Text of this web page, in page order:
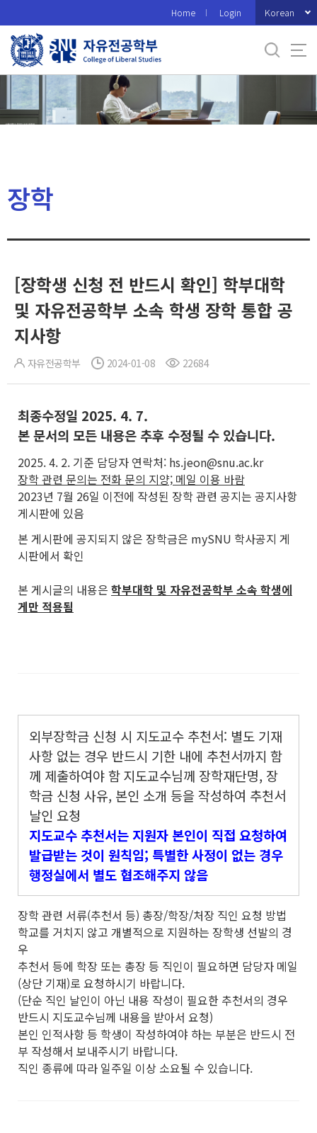
로
메
Home Login Korean
장학
[장학생 신청 전 반드시 확인] 학부대학
및 자유전공학부 소속 학생 장학 통합 공
지사항
자유전공학부 2024-01-08 22684
최종수정일 2025. 4. 7.
본 문서의 모든 내용은 추후 수정될 수 있습니다.
2025. 4. 2. 기준 담당자 연락처: hs.jeon@snu.ac.kr
장학 관련 문의는 전화 문의 지양; 메일 이용 바람
2023년 7월 26일 이전에 작성된 장학 관련 공지는 공지사항
게시판에 있음
본 게시판에 공지되지 않은 장학금은 mySNU 학사공지 게
시판에서 확인
본 게시글의 내용은 학부대학 및 자유전공학부 소속 학생에
게만 적용됨
외부장학금 신청 시 지도교수 추천서: 별도 기재
사항 없는 경우 반드시 기한 내에 추천서까지 함
께 제출하여야 함지도교수님께 장학재단명, 장
학금 신청 사유, 본인 소개 등을 작성하여 추천서
날인 요청
지도교수 추천서는 지원자 본인이 직접 요청하여
발급받는 것이 원칙임; 특별한 사정이 없는 경우
행정실에서 별도 협조해주지 않음
장학 관련 서류(추천서 등) 총장/학장/처장 직인 요청 방법
학교를 거치지 않고 개별적으로 지원하는 장학생 선발의 경
우
추천서 등에 학장 또는 총장 등 직인이 필요하면 담당자 메일
(상단 기재)로 요청하시기 바랍니다.
(단순 직인 날인이 아닌 내용 작성이 필요한 추천서의 경우
반드시 지도교수님께 내용을 받아서 요청)
본인 인적사항 등 학생이 작성하여야 하는 부분은 반드시 전
부 작성해서 보내주시기 바랍니다.
직인 종류에 따라 일주일 이상 소요될 수 있습니다.